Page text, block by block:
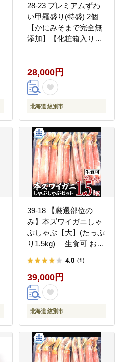
28-23 プレミアムずわ
い甲羅盛り(特盛) 2個
【かにみそまで完全無
添加】【化粧箱入り】
28,000円
北海道 紋別市
39-18 【厳選部位の
み】本ズワイガニしゃ
ぶしゃぶ【大】(たっぷ
り1.5kg)｜ 生食可 お刺
4.0 （1）
39,000円
北海道 紋別市